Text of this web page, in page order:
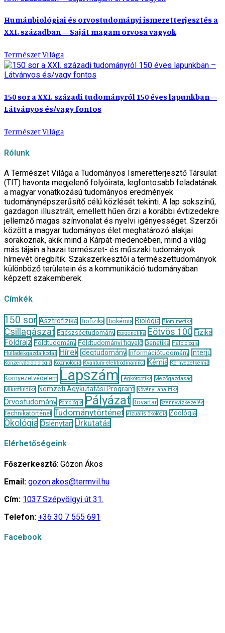
Humánbiológiai és orvostudományi ismeretterjesztés a
XXI. században – Saját magam orvosa vagyok
Természet Világa
150 sor a XXI. századi tudományról 150 éves lapunkban –
Látványos és/vagy fontos
Természet Világa
Rólunk
A Természet Világa a Tudományos Ismeretterjesztő Társulat
(TIT) havonta megjelenő folyóirata, legfontosabb feladatának
a magyar vonatkozású tudományos eredmények
tudománynépszerűsítő célú közlését tekinti. A lap sokszínű,
gazdagon illusztrált, emellett hűen őrzi a korábbi évtizedekre
jellemző magas színvonalat és nyelvi igényességet. Szerzői
között a magyar tudományos élet meghatározó alakjai
sorakoznak, akik mind a Kárpát-medencében, mind a világ
más tájain a hazai természet- és műszaki tudományok
hírnevét öregbítik. Szakszerkesztői a természettudományok
különböző területein és a kommunikáció tudományában
képzett szakemberek.
Címkék
150 sor Asztrofizika Biofizika Biokémia Biológia Biomimetika
Csillagászat Egészségtudomány Epigenetika Eötvös 100 Fizika
Földrajz Földtudomány Földtudományi figyelő Genetika
Halbiológia
Hulladékgazdálkodás
Hírek Idegtudomány Információtudomány Interjú
Konzervációbiológia Kozmológia Kvantum-elektrodinamika Kémia Környezetkémia
Környezetvédelem Lapszám Légköroptika
Mezőgazdaság
Mikrofluidika
Nemzeti Agykutatási Program Növényi analitika
Orvostudomány Pomológia Pályázat Rovartan Szennyvízkezelés
Technikatörténet Tudománytörténet Vizuális ökológia Zoológia
Ökológia Őslénytan Űrkutatás
Elérhetőségeink
Főszerkesztő: Gózon Ákos
Email: gozon.akos@termvil.hu
Cím: 1037 Szépvölgyi út 31.
Telefon: +36 30 7 555 691
Facebook